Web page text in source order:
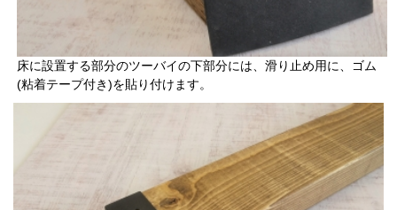
床に設置する部分のツーバイの下部分には、滑り止め用に、ゴム
(粘着テープ付き)を貼り付けます。